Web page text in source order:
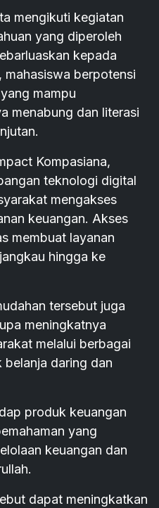
mengikuti kegiatan
yang diperoleh
kepada
mahasiswa berpotensi
mampu
menabung dan literasi
Kompasiana,
teknologi digital
mengakses
keuangan. Akses
membuat layanan
hingga ke
tersebut juga
meningkatnya
melalui berbagai
daring dan
produk keuangan
yang
keuangan dan
dapat meningkatkan